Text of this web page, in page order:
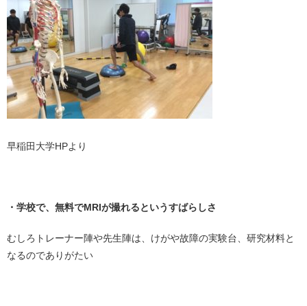
早稲田大学HPより
・学校で、無料でMRIが撮れるというすばらしさ
むしろトレーナー陣や先生陣は、けがや故障の実験台、研究材料と
なるのでありがたい